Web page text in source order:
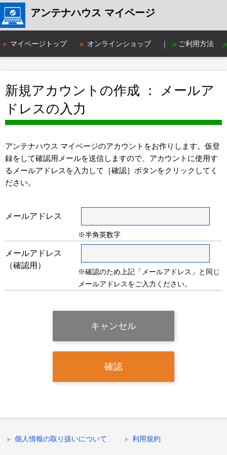
アンテナハウス マイページ
マイページトップ オンラインショップ ｜ ご利用方法
新規アカウントの作成 ： メールア
ドレスの入力
アンテナハウス マイページのアカウントをお作りします。仮登
録をして確認用メールを送信しますので、アカウントに使用す
るメールアドレスを入力して［確認］ボタンをクリックしてく
ださい。
メールアドレス
※半角英数字
メールアドレス
（確認用）
※確認のため上記「メールアドレス」と同じ
メールアドレスをご入力ください。
個人情報の取り扱いについて 利用規約